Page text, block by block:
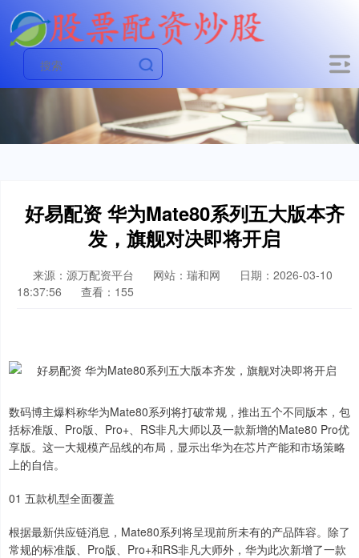
好易配资 华为Mate80系列五大版本齐
发，旗舰对决即将开启
来源：源万配资平台 网站：瑞和网
日期：2026-03-10
18:37:56
查看：155
数码博主爆料称华为Mate80系列将打破常规，推出五个不同版本，包
括标准版、Pro版、Pro+、RS非凡大师以及一款新增的Mate80 Pro优
享版。这一大规模产品线的布局，显示出华为在芯片产能和市场策略
上的自信。
01 五款机型全面覆盖
根据最新供应链消息，Mate80系列将呈现前所未有的产品阵容。除了
常规的标准版、Pro版、Pro+和RS非凡大师外，华为此次新增了一款